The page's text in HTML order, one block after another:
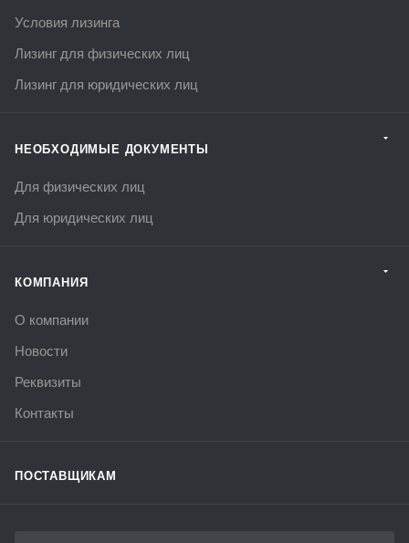
Условия лизинга
Лизинг для физических лиц
Лизинг для юридических лиц
НЕОБХОДИМЫЕ ДОКУМЕНТЫ
Для физических лиц
Для юридических лиц
КОМПАНИЯ
О компании
Новости
Реквизиты
Контакты
ПОСТАВЩИКАМ